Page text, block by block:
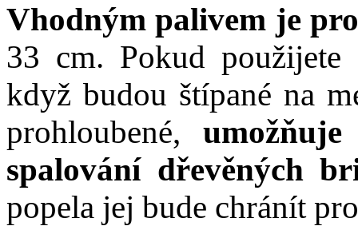
Vhodným palivem je
33 cm. Pokud
když budou štípané na
prohloubené,
spalování dřevěných
popela jej bude chránít